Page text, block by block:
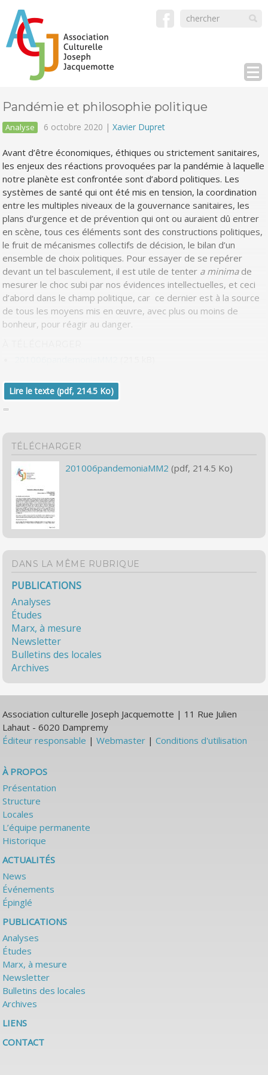
Pandémie et philosophie politique
Analyse 6 octobre 2020 |Xavier Dupret
Avant d’être économiques, éthiques ou strictement sanitaires,
les enjeux des réactions provoquées par la pandémie à laquelle
notre planète est confrontée sont d’abord politiques. Les
systèmes de santé qui ont été mis en tension, la coordination
entre les multiples niveaux de la gouvernance sanitaires, les
plans d’urgence et de prévention qui ont ou auraient dû entrer
en scène, tous ces éléments sont des constructions politiques,
le fruit de mécanismes collectifs de décision, le bilan d’un
ensemble de choix politiques. Pour essayer de se repérer
devant un tel basculement, il est utile de tenter a minimade
mesurer le choc subi par nos évidences intellectuelles, et ceci
d’abord dans le champ politique, car ce dernier est à la source
de tous les moyens mis en œuvre, avec plus ou moins de
bonheur, pour réagir au danger.
Lire le texte (pdf, 214.5 Ko)
TÉLÉCHARGER
201006pandemoniaMM2 (pdf, 214.5 Ko)
DANS LA MÊME RUBRIQUE
PUBLICATIONS
Analyses
Études
Marx, à mesure
Newsletter
Bulletins des locales
Archives
Association culturelle Joseph Jacquemotte | 11 Rue Julien
Lahaut - 6020 Dampremy
Éditeur responsable |Webmaster |Conditions d'utilisation
À PROPOS
Présentation
Structure
Locales
L’équipe permanente
Historique
ACTUALITÉS
News
Événements
Épinglé
PUBLICATIONS
Analyses
Études
Marx, à mesure
Newsletter
Bulletins des locales
Archives
LIENS
CONTACT